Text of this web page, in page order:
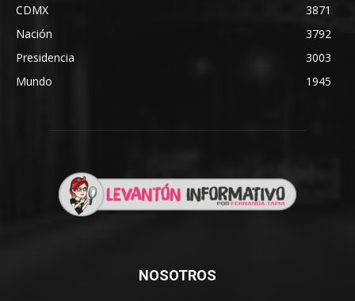
CDMX
3871
Nación
3792
Presidencia
3003
Mundo
1945
NOSOTROS